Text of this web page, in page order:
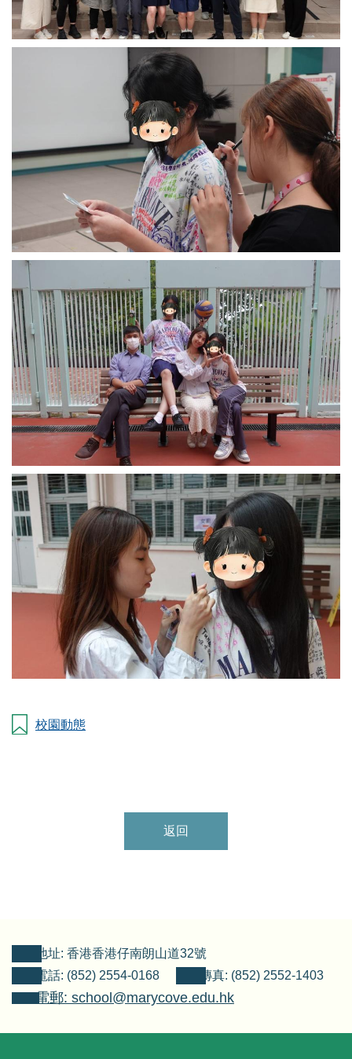
校園動態
返回
地址: 香港香港仔南朗山道32號
電話: (852) 2554-0168
傳真: (852) 2552-1403
電郵: school@marycove.edu.hk